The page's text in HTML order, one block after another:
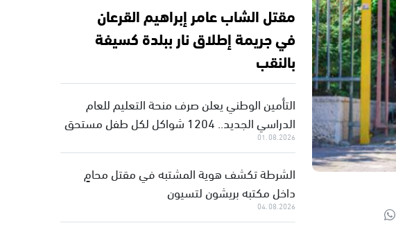
مقتل الشاب عامر إبراهيم القرعان
في جريمة إطلاق نار ببلدة كسيفة
بالنقب
التأمين الوطني يعلن صرف منحة التعليم للعام
الدراسي الجديد.. 1204 شواكل لكل طفل مستحق
01.08.2026
الشرطة تكشف هوية المشتبه في مقتل محامٍ
داخل مكتبه بريشون لتسيون
04.08.2026